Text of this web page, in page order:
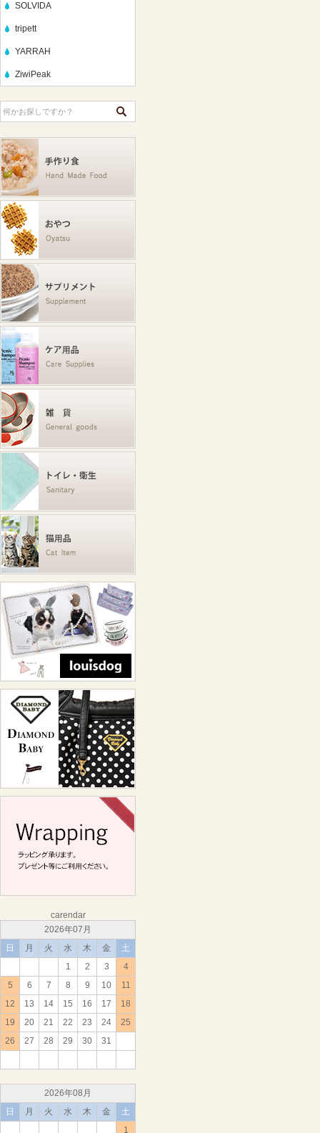
SOLVIDA
tripett
YARRAH
ZiwiPeak
carendar
2026年07月
日
月 火 水 木 金
土
1
2 3
4
5
6 7 8 9 10
11
12
13 14 15 16 17
18
19
20 21 22 23 24
25
26
27 28 29 30 31
2026年08月
日
月 火 水 木 金
土
1